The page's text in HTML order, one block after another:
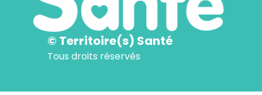
© Territoire(s) Santé
Tous droits réservés